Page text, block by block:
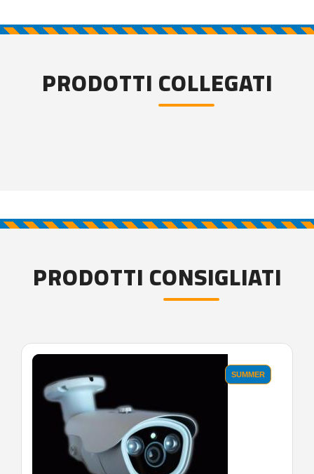
PRODOTTI COLLEGATI
PRODOTTI CONSIGLIATI
SUMMER